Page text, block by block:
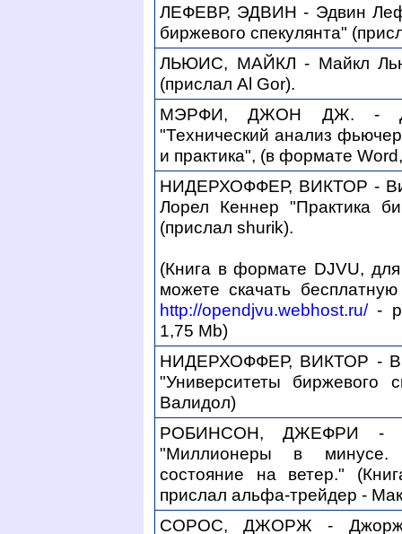
ЛЕФЕВР, ЭДВИН - Эдвин
биржевого спекулянта"
ЛЬЮИС, МАЙКЛ - Майкл
(прислал Al Gor).
МЭРФИ, ДЖОН ДЖ. -
"Технический анализ
и практика", (в формате
НИДЕРХОФФЕР, ВИКТОР -
Лорел Кеннер "Практика
(прислал shurik).
(Книга в формате DJVU,
можете скачать
http://opendjvu.webhost.ru/-
1,75 Mb)
НИДЕРХОФФЕР, ВИКТОР -
"Университеты биржевого
Валидол)
РОБИНСОН, ДЖЕФРИ -
"Миллионеры в
состояние на ветер."
прислал альфа-трейдер -
СОРОС, ДЖОРЖ - Джорж